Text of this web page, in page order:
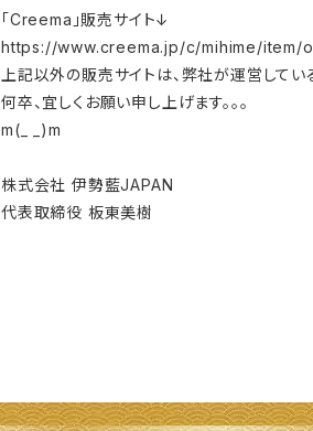
「Creema」販売サイト↓
https://www.creema.jp/c/mihime/item/
上記以外の販売サイトは、弊社が運営して
何卒、宜しくお願い申し上げます。。。
m(_ _)m
株式会社 伊勢藍JAPAN
代表取締役 板東美樹